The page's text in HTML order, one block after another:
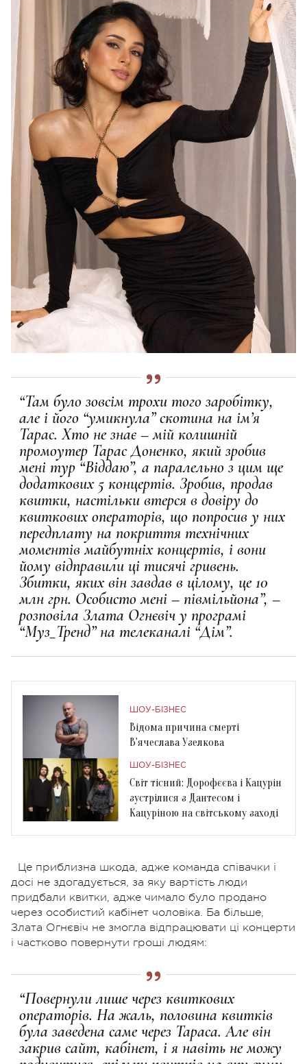
“Там було зовсім трохи того заробітку,
але і його “умикнула” скотина на імʼя
Тарас. Хто не знає – мій колишній
промоутер Тарас Доненко, який зробив
мені тур “Віддаю”, а паралельно з цим ще
додаткових 5 концертів. Зробив, продав
квитки, настільки втерся в довіру до
квиткових операторів, що попросив у них
передплату на покриття технічних
моментів майбутніх концертів, і вони
йому відправили ці тисячі гривень.
Збитки, яких він завдав в цілому, це 10
млн грн. Особисто мені – півмільйона”, –
розповіла Злата Огнєвіч у програмі
“Муз_Тренд” на телеканалі “Дім”.
ШОУ-БІЗНЕС
Відома причина смерті
В'ячеслава Узелкова
ШОУ-БІЗНЕС
Світ тісний: Дорофєєва і Кацурін
зустрілися з Дантесом і
Кацуріною на світському заході
Це приблизна шкода, адже команда співачки і
досі не здогадується, за яку вартість люди
придбали квитки, адже чимало було продано
через особистий кабінет чоловіка. Ба більше,
Злата Огнєвіч не змогла відпрацювати ці концерти
і частково повернути гроші людям:
“Повернули лише через квиткових
операторів. На жаль, половина квитків
була заведена саме через Тараса. Але він
закрив сайт, кабінет, і я навіть не можу